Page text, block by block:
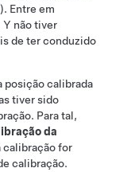
Entre em
Y não tiver
de ter conduzido
posição calibrada
tiver sido
Para tal,
da
calibração for
calibração.